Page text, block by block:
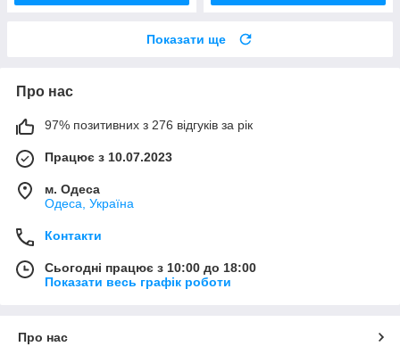
Показати ще
Про нас
97% позитивних з 276 відгуків за рік
Працює з 10.07.2023
м. Одеса
Одеса, Україна
Контакти
Сьогодні працює з 10:00 до 18:00
Показати весь графік роботи
Про нас